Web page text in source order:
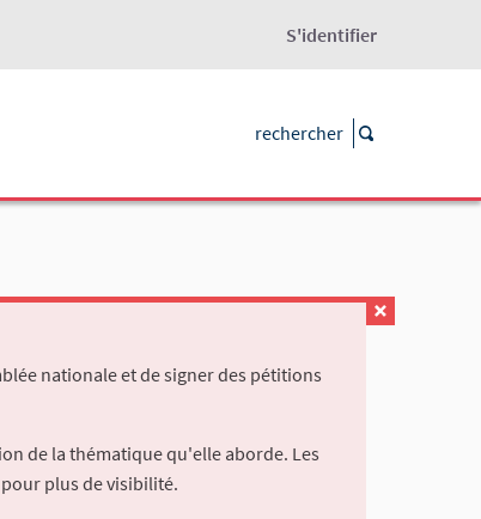
S'identifier
nationale et de signer des pétitions
de la thématique qu'elle aborde. Les
plus de visibilité.